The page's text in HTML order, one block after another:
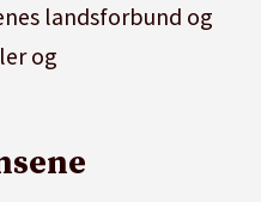
landsforbund og
og